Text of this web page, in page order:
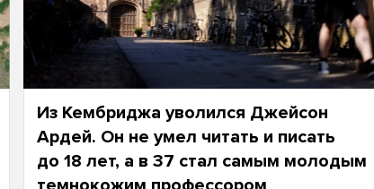
Из Кембриджа уволился Джейсон
Ардей. Он не умел читать и писать
до 18 лет, а в 37 стал самым молодым